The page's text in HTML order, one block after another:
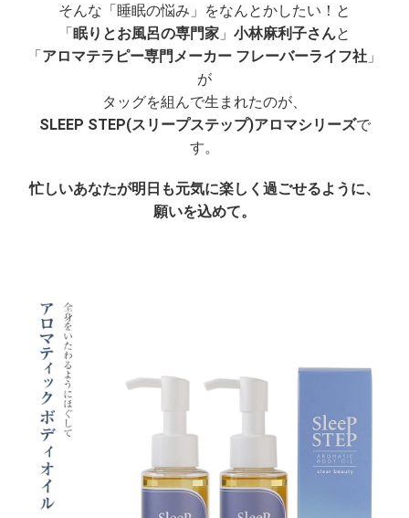
そんな「睡眠の悩み」をなんとかしたい！と
「眠りとお風呂の専門家 」 小林麻利子さんと
「アロマテラピー専門メーカー フレーバーライフ社 」
が
タッグを組んで生まれたのが、
SLEEP STEP(スリープステップ)アロマシリーズで
す。
忙しいあなたが明日も元気に楽しく過ごせるように、
願いを込めて。